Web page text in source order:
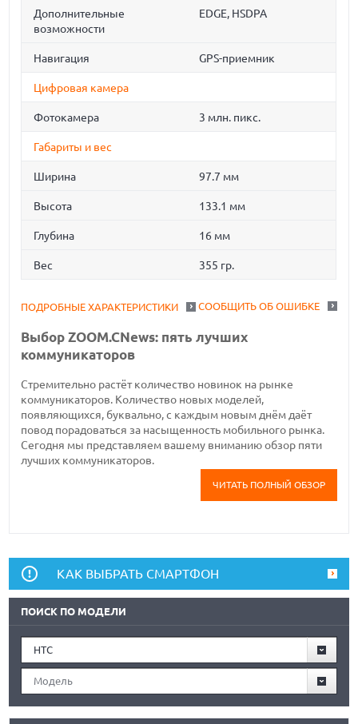
Дополнительные
возможности
EDGE, HSDPA
Навигация GPS-приемник
Цифровая камера
Фотокамера 3 млн. пикс.
Габариты и вес
Ширина 97.7 мм
Высота 133.1 мм
Глубина 16 мм
Вес 355 гр.
СООБЩИТЬ ОБ ОШИБКЕ
ПОДРОБНЫЕ ХАРАКТЕРИСТИКИ
Выбор ZOOM.CNews: пять лучших
коммуникаторов
Стремительно растёт количество новинок на рынке
коммуникаторов. Количество новых моделей,
появляющихся, буквально, с каждым новым днём даёт
повод порадоваться за насыщенность мобильного рынка.
Сегодня мы представляем вашему вниманию обзор пяти
лучших коммуникаторов.
ЧИТАТЬ ПОЛНЫЙ ОБЗОР
КАК ВЫБРАТЬ СМАРТФОН
ПОИСК ПО МОДЕЛИ
HTC
Модель